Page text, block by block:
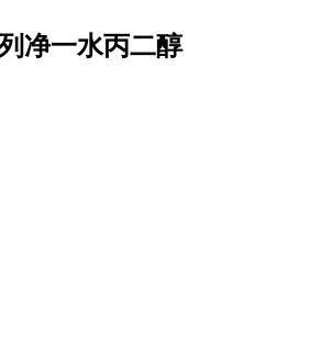
净一水丙二醇